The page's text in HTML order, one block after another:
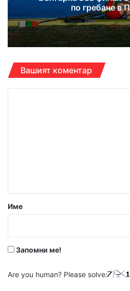
по гребане в
Вашият коментар
р
Име
Запомни ме!
Are you human? Please solve: